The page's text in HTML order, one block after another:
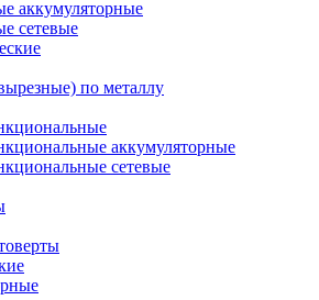
аккумуляторные
сетевые
по металлу
аккумуляторные
сетевые